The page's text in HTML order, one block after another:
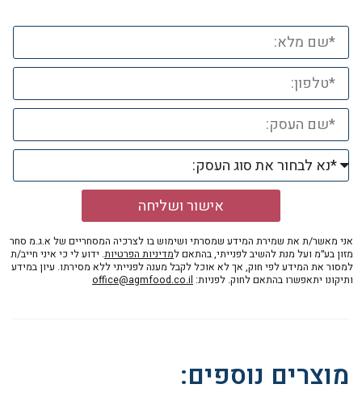
אישור ושליחה
אני מאשר/ת את שמירת המידע שמסרתי ושימוש בו לצרכיה המסחריים של א.ג.מ סחר
מזון בע״מ ועל מנת להשיב לפנייתי, בהתאם למדיניות הפרטיות. ידוע לי כי איני חייב/ת
למסור את המידע לפי חוק, אך לא אוכל לקבל מענה לפנייתי ללא מסירתו. עיון במידע
ותיקונו יתאפשרו בהתאם לחוק. לפניות: office@agmfood.co.il
מוצרים נוספים: